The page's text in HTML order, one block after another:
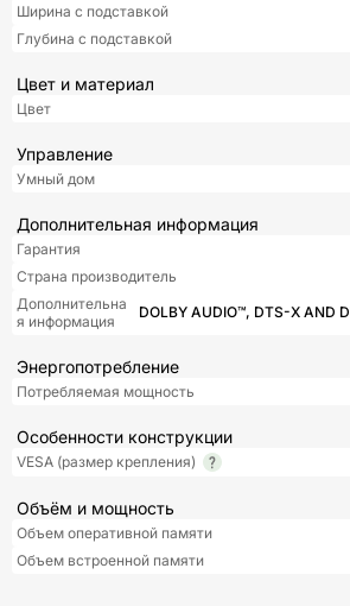
Ширина с подставкой
Глубина с подставкой
Цвет и материал
Цвет
Управление
Умный дом
Дополнительная информация
Гарантия
Страна производитель
Дополнительна
я информация
DOLBY AUDIO™, DTS-X AND
Энергопотребление
Потребляемая мощность
Особенности конструкции
VESA (размер крепления)
Объём и мощность
Объем оперативной памяти
Объем встроенной памяти